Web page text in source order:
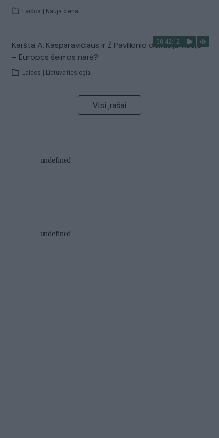
Laidos Nauja diena
00:42:12
Karšta A. Kasparavičiaus ir Ž Pavilionio diskusija: Rusija
– Europos šeimos narė?
Laidos Lietuva tiesiogiai
Visi įrašai